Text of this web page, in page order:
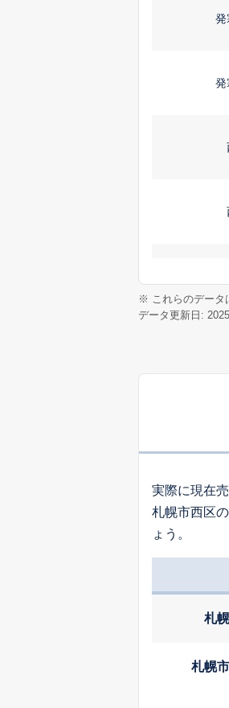
発
発
※ これらのデータ
データ更新日:
実際に現在
札幌市西区
ょう。
札
札幌